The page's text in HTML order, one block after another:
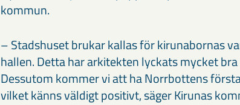
kommun.
– Stadshuset brukar kallas för kirunabornas
hallen. Detta har arkitekten lyckats mycket
Dessutom kommer vi att ha Norrbottens
vilket känns väldigt positivt, säger Kirunas